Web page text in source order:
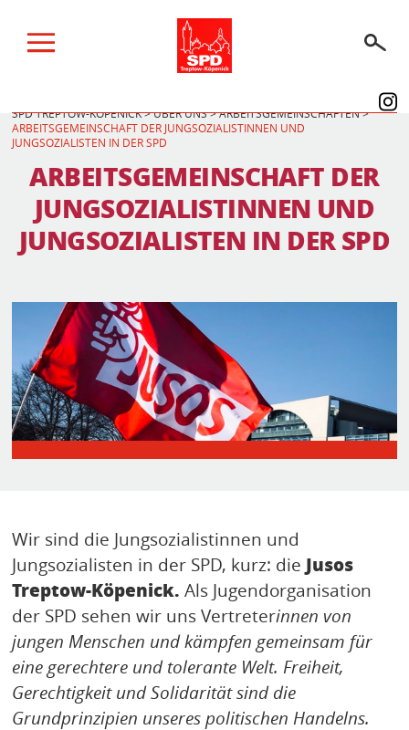
BERLINER WAHLEN 2026
WIR IM KIEZ
WIR IM PARLAMENT
ÜBER UNS
AKTUELLES
TERMINE
KONTAKT
SPD TREPTOW-KÖPENICK>ÜBER UNS>ARBEITSGEMEINSCHAFTEN>
ARBEITSGEMEINSCHAFT DER JUNGSOZIALISTINNEN UND
JUNGSOZIALISTEN IN DER SPD
ARBEITSGEMEINSCHAFT DER
JUNGSOZIALISTINNEN UND
JUNGSOZIALISTEN IN DER SPD
Wir sind die Jungsozialistinnen und
Jungsozialisten in der SPD, kurz: die Jusos
Treptow-Köpenick. Als Jugendorganisation
der SPD sehen wir uns Vertreterinnen von
jungen Menschen und kämpfen gemeinsam für
eine gerechtere und tolerante Welt. Freiheit,
Gerechtigkeit und Solidarität sind die
Grundprinzipien unseres politischen Handelns.